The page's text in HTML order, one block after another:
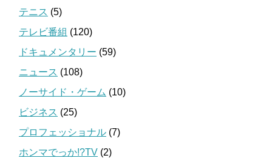
テニス (5)
テレビ番組 (120)
ドキュメンタリー (59)
ニュース (108)
ノーサイド・ゲーム (10)
ビジネス (25)
プロフェッショナル (7)
ホンマでっか!?TV (2)